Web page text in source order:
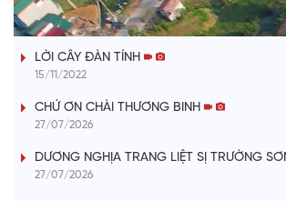
a
V
i
TIẾNG TÍNH QUÊ HƯƠNG
LỜI CÂY ĐÀN TÍNH
15/11/2022
CHỨ ƠN CHÀI THƯƠNG BINH
27/07/2026
DƯƠNG NGHỊA TRANG LIỆT SỊ TRƯỜNG
27/07/2026